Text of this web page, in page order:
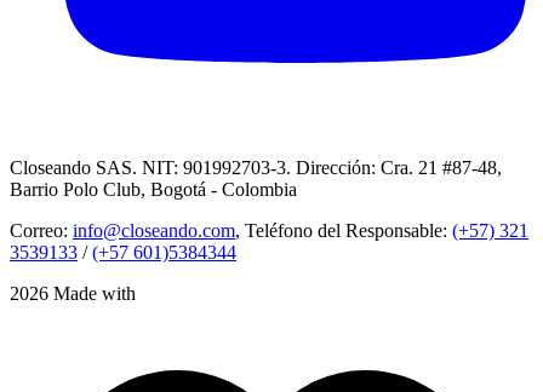
Closeando SAS. NIT: 901992703-3. Dirección: Cra. 21 #87-48,
Barrio Polo Club, Bogotá - Colombia
Correo: info@closeando.com, Teléfono del Responsable: (+57) 321
3539133 /(+57 601)5384344
2026 Made with